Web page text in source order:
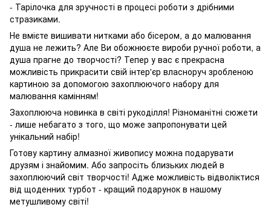
- Тарілочка для зручності в процесі роботи з дрібними
стразиками.
Не вмієте вишивати нитками або бісером, а до малювання
душа не лежить? Але Ви обожнюєте вироби ручної роботи, а
душа прагне до творчості? Тепер у вас є прекрасна
можливість прикрасити свій інтер'єр власноруч зробленою
картиною за допомогою захоплюючого набору для
малювання камінням!
Захоплююча новинка в світі рукоділля! Різноманітні сюжети
- лише небагато з того, що може запропонувати цей
унікальний набір!
Готову картину алмазної живопису можна подарувати
друзям і знайомим. Або запросіть близьких людей в
захоплюючий світ творчості! Адже можливість відволіктися
від щоденних турбот - кращий подарунок в нашому
метушливому світі!